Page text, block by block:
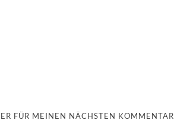
FÜR MEINEN NÄCHSTEN KOMMENTAR